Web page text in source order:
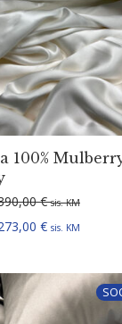
100%
€ sis. KM
€ sis. KM